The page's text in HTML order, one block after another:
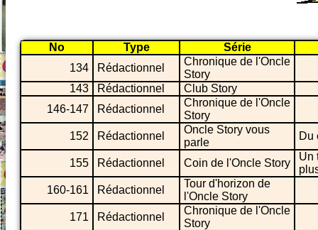
No Type
Série
134
Rédactionnel
Chronique de l'Oncle
Story
143
Rédactionnel
Club Story
146-147
Rédactionnel
Chronique de l'Oncle
Story
152
Rédactionnel
Oncle Story vous
parle
Du
155 Rédactionnel Coin de l'Oncle Story
Un
160-161
Rédactionnel
Tour d'horizon de
l'Oncle Story
171
Rédactionnel
Chronique de l'Oncle
Story